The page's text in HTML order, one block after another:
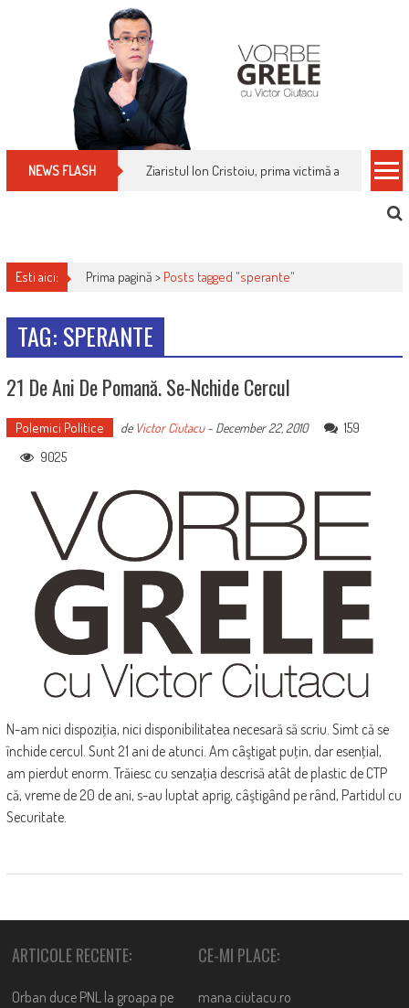
NEWS FLASH Ziaristul Ion Cristoiu, prima victimă a noi
Esti aici: Prima pagină > Posts tagged "sperante"
TAG: SPERANTE
21 De Ani De Pomană. Se-Nchide Cercul
Polemici Politice de Victor Ciutacu- December 22, 2010
159
9025
N-am nici dispoziţia, nici disponibilitatea necesară să scriu. Simt că se
închide cercul. Sunt 21 ani de atunci. Am câştigat puţin, dar esenţial,
am pierdut enorm. Trăiesc cu senzaţia descrisă atât de plastic de CTP
că, vreme de 20 de ani, s-au luptat aprig, câştigând pe rând, Partidul cu
Securitate.
ARTICOLE RECENTE:
Orban duce PNL la groapa pe
CE-MI PLACE:
mana.ciutacu.ro